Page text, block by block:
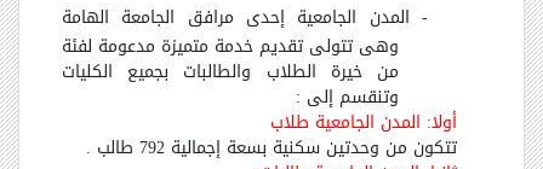
- المدن الجامعية إحدى مرافق الجامعة الهامة
وهى تتولى تقديم خدمة متميزة مدعومة لفئة
من خيرة الطلاب والطالبات بجميع الكليات
وتنقسم إلى :
أولا: المدن الجامعية طلاب
تتكون من وحدتين سكنية بسعة إجمالية 792 طالب .